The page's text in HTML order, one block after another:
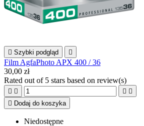
 Szybki podgląd 
Film AgfaPhoto APX 400 / 36
30,00 zł
Rated out of 5 stars based on review(s)
   
 Dodaj do koszyka
Niedostępne